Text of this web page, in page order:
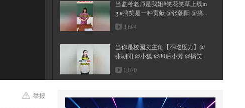
当监考老师是我姐#笑花笑草上线in
g #搞笑是一种贡献 @张朝阳 @搞...
3,694
当你是校园文主角【不吃压力】@
张朝阳 @小狐 @80后小芳 @搞笑
狐
1,070
惊天秘密
举报